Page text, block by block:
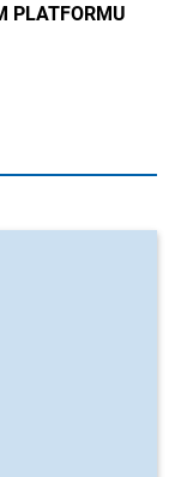
PLATFORMU